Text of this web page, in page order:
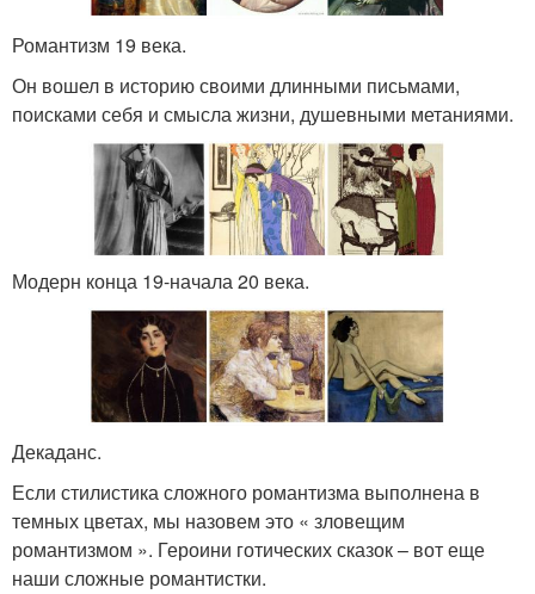
Романтизм 19 века.
Он вошел в историю своими длинными письмами,
поисками себя и смысла жизни, душевными метаниями.
Модерн конца 19-начала 20 века.
Декаданс.
Если стилистика сложного романтизма выполнена в
темных цветах, мы назовем это « зловещим
романтизмом ». Героини готических сказок – вот еще
наши сложные романтистки.